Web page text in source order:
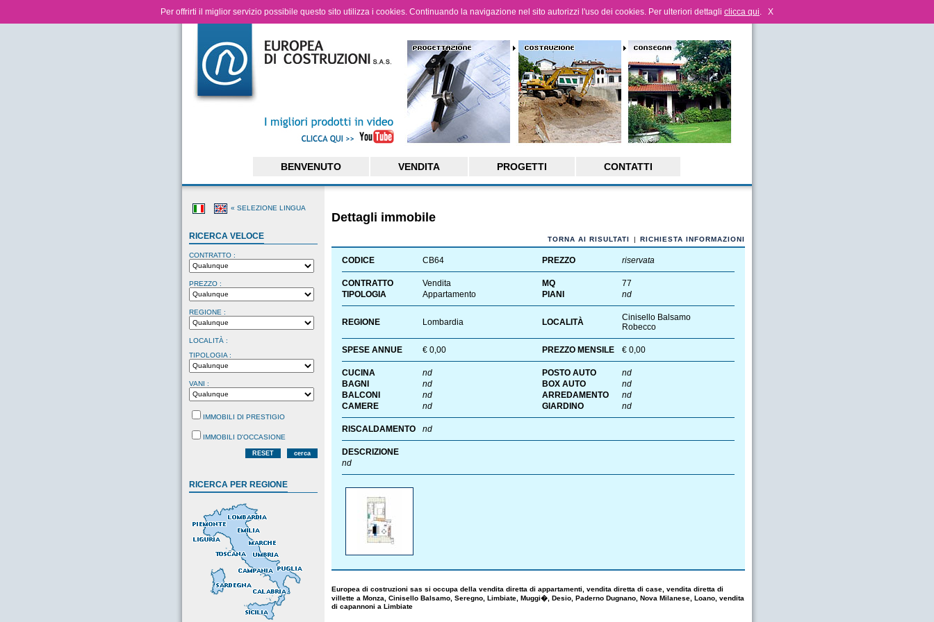
Per offrirti il miglior servizio possibile questo sito utilizza i cookies. Continuando la navigazione nel sito autorizzi l'uso dei cookies. Per ulteriori dettagli clicca qui. X
BENVENUTO VENDITA PROGETTI CONTATTI
« SELEZIONE LINGUA
RICERCA VELOCE
CONTRATTO :
PREZZO :
REGIONE :
LOCALITÀ :
TIPOLOGIA :
VANI :
IMMOBILI DI PRESTIGIO
IMMOBILI D'OCCASIONE
RESET cerca
RICERCA PER REGIONE
Dettagli immobile
TORNA AI RISULTATI | RICHIESTA INFORMAZIONI
CODICE CB64 PREZZO riservata
CONTRATTO Vendita MQ
77
TIPOLOGIA
Appartamento PIANI nd
REGIONE Lombardia LOCALITÀ
Cinisello Balsamo
Robecco
SPESE ANNUE € 0,00 PREZZO MENSILE € 0,00
CUCINA nd POSTO AUTO
nd
BAGNI
nd BOX AUTO
nd
BALCONI
nd ARREDAMENTO
nd
CAMERE
nd GIARDINO nd
RISCALDAMENTO nd
DESCRIZIONE
nd
Europea di costruzioni sas si occupa della vendita diretta di appartamenti, vendita diretta di case, vendita diretta di
villette a Monza, Cinisello Balsamo, Seregno, Limbiate, Muggi�, Desio, Paderno Dugnano, Nova Milanese, Loano, vendita
di capannoni a Limbiate